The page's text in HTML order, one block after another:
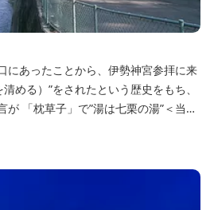
にあったことから、伊勢神宮参拝に来
める）”をされたという歴史をもち、
「枕草子」で”湯は七栗の湯”＜当時
雲の神を温泉の守り神として祀ってい
多く残っています。 このように、宮中
つるスベスベの肌ざわりの良い泉質は